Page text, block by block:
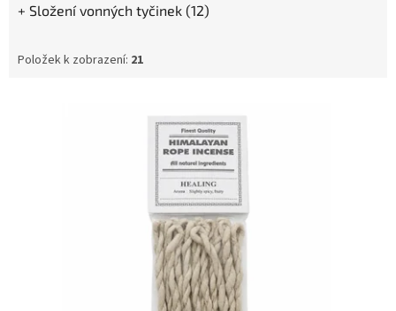
Složení vonných tyčinek (12)
Položek k zobrazení: 21